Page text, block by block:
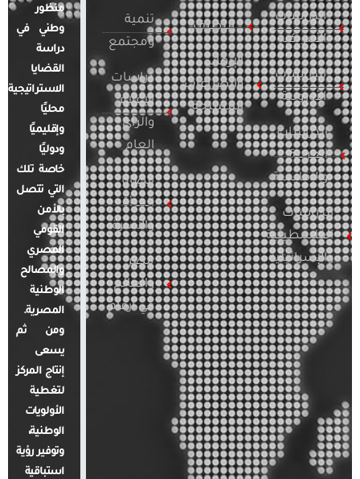
الدراسات
الأمريكية
الدراسات
الأوروبية
الدراسات
العربية
والإقليمية
الدراسات
الفلسطينية
والإسرائيلية
التطرف
الإرهاب
والصراعات
المسلحة
تنمية
ومجتمع
دراسات
الإعلام
والرأي
العام
قضايا
المرأة
والأسرة
مصر
والعالم
في أرقام
منظور
وطني في
دراسة
القضايا
الاستراتيجية
محليًا
وإقليميًا
ودوليًا
خاصة تلك
التي تتصل
بالأمن
القومي
المصري
والمصالح
الوطنية
المصرية.
ومن ثم
يسعى
إنتاج المركز
لتغطية
الأولويات
الوطنية،
وتوفير رؤية
استباقية